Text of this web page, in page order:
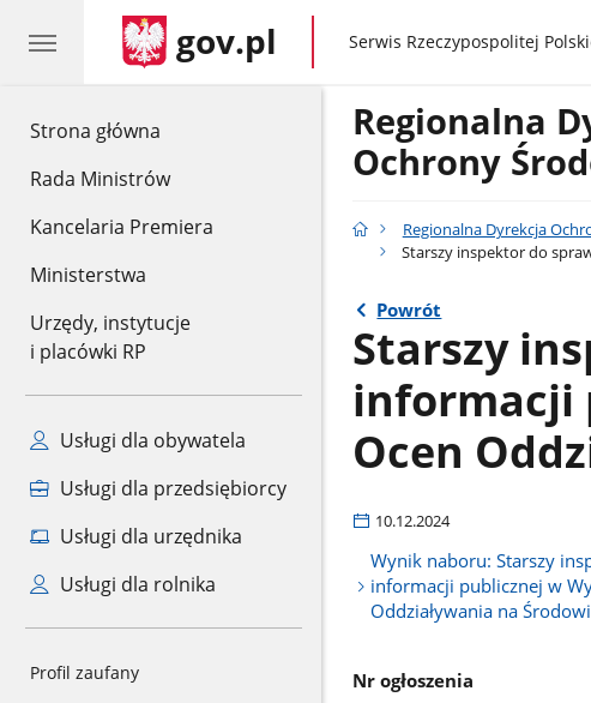
Strona główna
Rada Ministrów
Kancelaria Premiera
Ministerstwa
Urzędy, instytucje
i placówki RP
Usługi dla obywatela
Usługi dla przedsiębiorcy
Usługi dla urzędnika
Usługi dla rolnika
Profil zaufany
gov.pl gov.pl
Serwis Rzeczypospolitej
Regionalna
Ochrony
Regionalna Dyrekcja
Starszy inspektor do
Powrót
Starszy
informacji
Ocen
10.12.2024
Wynik naboru: Starszy
informacji publicznej w
Oddziaływania na
Nr ogłoszenia